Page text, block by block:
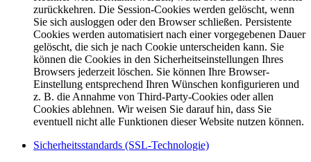
zurückkehren. Die Session-Cookies werden gelöscht, wenn
Sie sich ausloggen oder den Browser schließen. Persistente
Cookies werden automatisiert nach einer vorgegebenen Dauer
gelöscht, die sich je nach Cookie unterscheiden kann. Sie
können die Cookies in den Sicherheitseinstellungen Ihres
Browsers jederzeit löschen. Sie können Ihre Browser-
Einstellung entsprechend Ihren Wünschen konfigurieren und
z. B. die Annahme von Third-Party-Cookies oder allen
Cookies ablehnen. Wir weisen Sie darauf hin, dass Sie
eventuell nicht alle Funktionen dieser Website nutzen können.
Sicherheitsstandards (SSL-Technologie)